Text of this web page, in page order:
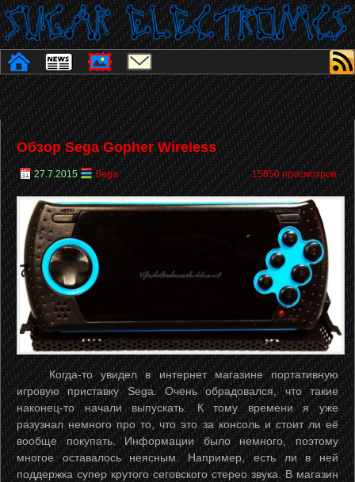
Обзор Sega Gopher Wireless
27.7.2015 Sega 15850 просмотров
Когда-то увидел в интернет магазине портативную
игровую приставку Sega. Очень обрадовался, что такие
наконец-то начали выпускать. К тому времени я уже
разузнал немного про то, что это за консоль и стоит ли её
вообще покупать. Информации было немного, поэтому
многое оставалось неясным. Например, есть ли в ней
поддержка супер крутого сеговского стерео звука. В магазин